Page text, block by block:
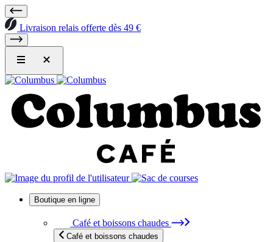
Livraison relais offerte dès 49 €
Boutique en ligne
Café et boissons chaudes
Café et boissons chaudes